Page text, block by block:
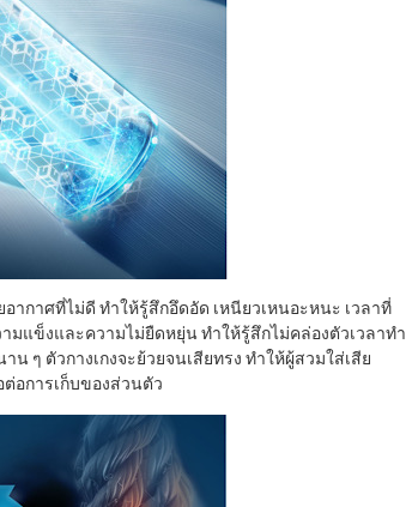
ากาศที่ไม่ดี ทำให้รู้สึกอึดอัด เหนียวเหนอะหนะ เวลาที่
แข็งและความไม่ยืดหยุ่น ทำให้รู้สึกไม่คล่องตัวเวลาทำ
น ๆ ตัวกางเกงจะย้วยจนเสียทรง ทำให้ผู้สวมใส่เสีย
ต่อการเก็บของส่วนตัว